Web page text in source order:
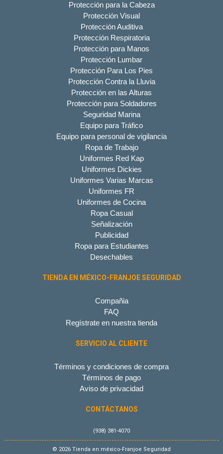
Protección para la Cabeza
Protección Visual
Protección Auditiva
Protección Respiratoria
Protección para Manos
Protección Lumbar
Protección Para Los Pies
Protección Contra la Lluvia
Protección en las Alturas
Protección para Soldadores
Seguridad Marina
Equipo para Tráfico
Equipo para personal de vigilancia
Ropa de Trabajo
Uniformes Red Kap
Uniformes Dickies
Uniformes Varias Marcas
Uniformes FR
Uniformes de Cocina
Ropa Casual
Señalización
Publicidad
Ropa para Estudiantes
Desechables
TIENDA EN MÉXICO-FRANJOE SEGURIDAD
Compañia
FAQ
Regístrate en nuestra tienda
SERVICIO AL CLIENTE
Términos y condiciones de compra
Términos de pago
Aviso de privacidad
CONTÁCTANOS
(938) 381-4070
© 2026 Tienda en méxico-Franjoe Seguridad